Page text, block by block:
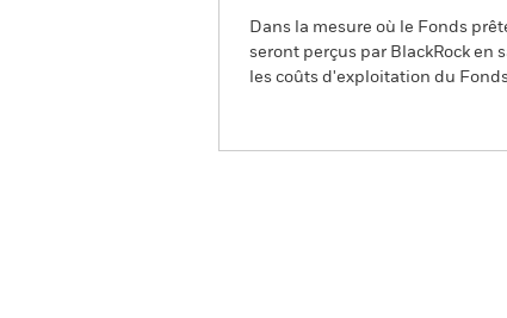
Dans la mesure où le Fonds
seront perçus par BlackRock
les coûts d'exploitation du